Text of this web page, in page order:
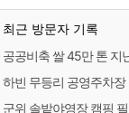
최근 방문자 기록
공공비축 쌀 45만 톤 지
하빈 무등리 공영주차
군위 솔밭야영장 캠핑